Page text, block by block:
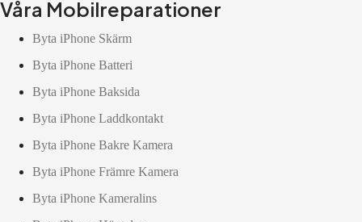
Våra Mobilreparationer
Byta iPhone Skärm
Byta iPhone Batteri
Byta iPhone Baksida
Byta iPhone Laddkontakt
Byta iPhone Bakre Kamera
Byta iPhone Främre Kamera
Byta iPhone Kameralins